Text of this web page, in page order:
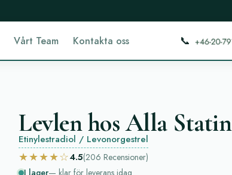
Vårt Team Kontakta oss 📞
Levlen hos Alla
Etinylestradiol / Levonorgestrel
★★★★☆4.5(206 Recensioner)
I lager— klar för leverans idag